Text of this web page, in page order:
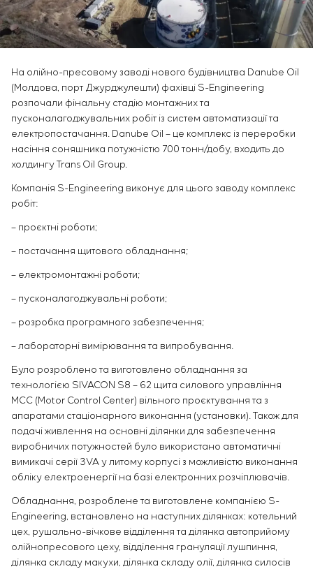
замовника
Сервісне обслуговування
Управління проєктами
Консалтингові послуги
Індивідуальна розробка та випробування
Розробка математичних моделей об’єктів
управління
Розробка спеціальних алгоритмів
Енергоаудит
Інфраструктура
Хімічна промисловість
Цементна промисловість
Вакансії
Стажування
Ветеранам
КОНТАКТИ
На олійно-пресовому заводі нового будівництва Danube Oil
(Молдова, порт Джурджулешти) фахівці S-Engineering
розпочали фінальну стадію монтажних та
пусконалагоджувальних робіт із систем автоматизації та
електропостачання. Danube Oil – це комплекс із переробки
насіння соняшника потужністю 700 тонн/добу, входить до
холдингу Trans Oil Group.
Компанія S-Engineering виконує для цього заводу комплекс
робіт:
– проєктні роботи;
– постачання щитового обладнання;
– електромонтажні роботи;
– пусконалагоджувальні роботи;
– розробка програмного забезпечення;
– лабораторні вимірювання та випробування.
Було розроблено та виготовлено обладнання за
технологією SIVACON S8 – 62 щита силового управління
MCC (Motor Control Center) вільного проєктування та з
апаратами стаціонарного виконання (установки). Також для
подачі живлення на основні ділянки для забезпечення
виробничих потужностей було використано автоматичні
вимикачі серії 3VA у литому корпусі з можливістю виконання
обліку електроенергії на базі електронних розчіплювачів.
Обладнання, розроблене та виготовлене компанією S-
Engineering, встановлено на наступних ділянках: котельний
цех, рушально-вічкове відділення та ділянка автоприйому
олійнопресового цеху, відділення грануляції лушпиння,
ділянка складу макухи, ділянка складу олії, ділянка силосів